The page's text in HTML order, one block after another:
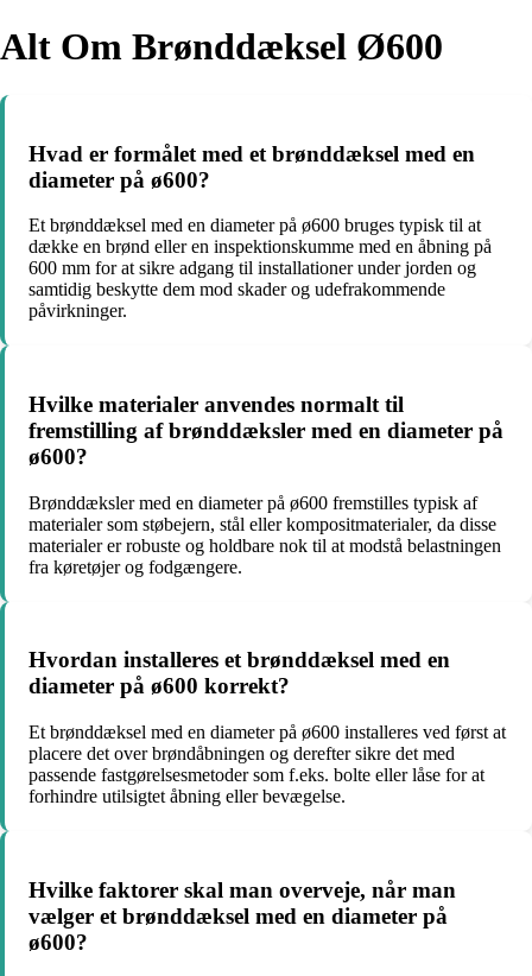
Alt Om Brønddæksel Ø600
Hvad er formålet med et brønddæksel med en
diameter på ø600?
Et brønddæksel med en diameter på ø600 bruges typisk til at
dække en brønd eller en inspektionskumme med en åbning på
600 mm for at sikre adgang til installationer under jorden og
samtidig beskytte dem mod skader og udefrakommende
påvirkninger.
Hvilke materialer anvendes normalt til
fremstilling af brønddæksler med en diameter på
ø600?
Brønddæksler med en diameter på ø600 fremstilles typisk af
materialer som støbejern, stål eller kompositmaterialer, da disse
materialer er robuste og holdbare nok til at modstå belastningen
fra køretøjer og fodgængere.
Hvordan installeres et brønddæksel med en
diameter på ø600 korrekt?
Et brønddæksel med en diameter på ø600 installeres ved først at
placere det over brøndåbningen og derefter sikre det med
passende fastgørelsesmetoder som f.eks. bolte eller låse for at
forhindre utilsigtet åbning eller bevægelse.
Hvilke faktorer skal man overveje, når man
vælger et brønddæksel med en diameter på
ø600?